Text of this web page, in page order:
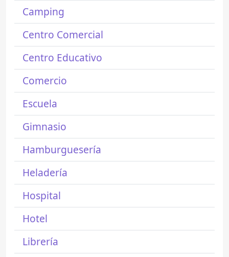
Camping
Centro Comercial
Centro Educativo
Comercio
Escuela
Gimnasio
Hamburguesería
Heladería
Hospital
Hotel
Librería